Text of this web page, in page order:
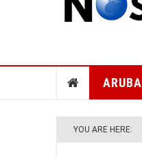
ARUBA
YOU ARE HERE: